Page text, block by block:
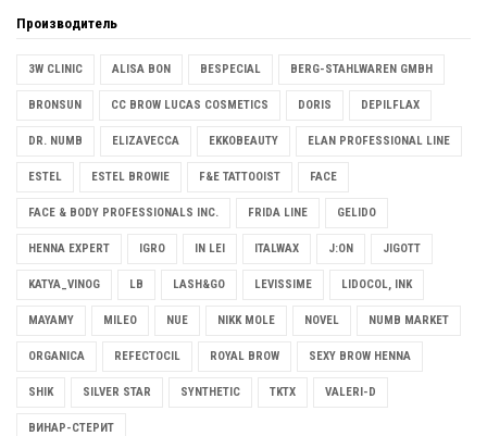
Производитель
3W CLINIC ALISA BON BESPECIAL BERG-STAHLWAREN GMBH
BRONSUN CC BROW LUCAS COSMETICS DORIS DEPILFLAX
DR. NUMB ELIZAVECCA EKKOBEAUTY ELAN PROFESSIONAL LINE
ESTEL ESTEL BROWIE F&E TATTOOIST FACE
FACE & BODY PROFESSIONALS INC. FRIDA LINE GELIDO
HENNA EXPERT IGRO IN LEI ITALWAX J:ON JIGOTT
KATYA_VINOG LB LASH&GO LEVISSIME LIDOCOL, INK
MAYAMY MILEO NUE NIKK MOLE NOVEL NUMB MARKET
ORGANICA REFECTOCIL ROYAL BROW SEXY BROW HENNA
SHIK SILVER STAR SYNTHETIC TKTX VALERI-D
ВИНАР-СТЕРИТ